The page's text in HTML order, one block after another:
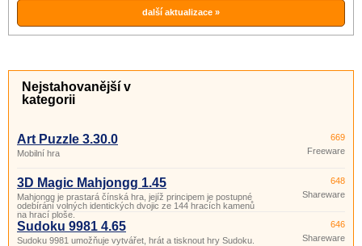
další aktualizace »
Nejstahovanější v
kategorii
Art Puzzle 3.30.0
Mobilní hra
669
Freeware
3D Magic Mahjongg 1.45
Mahjongg je prastará čínská hra, jejíž principem je postupné
odebírání volných identických dvojic ze 144 hracích kamenů
na hrací ploše.
648
Shareware
Sudoku 9981 4.65
Sudoku 9981 umožňuje vytvářet, hrát a tisknout hry Sudoku.
646
Shareware